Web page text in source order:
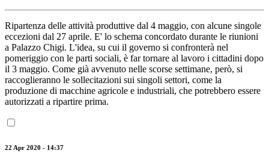
Ripartenza delle attività produttive dal 4 maggio, con alcune singole
eccezioni dal 27 aprile. E' lo schema concordato durante le riunioni
a Palazzo Chigi. L'idea, su cui il governo si confronterà nel
pomeriggio con le parti sociali, è far tornare al lavoro i cittadini dopo
il 3 maggio. Come già avvenuto nelle scorse settimane, però, si
raccoglieranno le sollecitazioni sui singoli settori, come la
produzione di macchine agricole e industriali, che potrebbero essere
autorizzati a ripartire prima.
22 Apr 2020 - 14:37